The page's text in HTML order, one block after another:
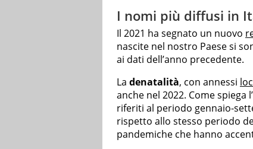
I nomi più diffusi in
Il 2021 ha segnato un nuovo
nascite nel nostro Paese si
ai dati dell’anno precedente.
La denatalità, con annessi
anche nel 2022. Come
riferiti al periodo gennaio-
rispetto allo stesso periodo
pandemiche che hanno